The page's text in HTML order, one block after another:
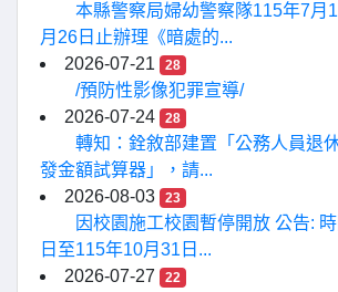
本縣警察局婦幼警察隊115年7月
月26日止辦理《暗處的...
2026-07-21
28
/預防性影像犯罪宣導/
2026-07-24
28
轉知：銓敘部建置「公務人員退
發金額試算器」，請...
2026-08-03
23
因校園施工校園暫停開放 公告:
日至115年10月31日...
2026-07-27
22